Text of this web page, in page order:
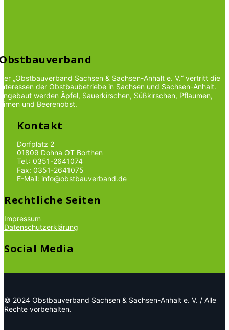
„Obstbauverband Sachsen & Sachsen-Anhalt e. V.“ vertritt die
der Obstbaubetriebe in Sachsen und Sachsen-Anhalt.
werden Äpfel, Sauerkirschen, Süßkirschen, Pflaumen,
und Beerenobst.
Kontakt
Dorfplatz 2
01809 Dohna OT Borthen
Tel.: 0351-2641074
Fax: 0351-2641075
E-Mail: info@obstbauverband.de
Rechtliche Seiten
Impressum
Datenschutzerklärung
Social Media
© 2024 Obstbauverband Sachsen & Sachsen-Anhalt e. V. / Alle
Rechte vorbehalten.